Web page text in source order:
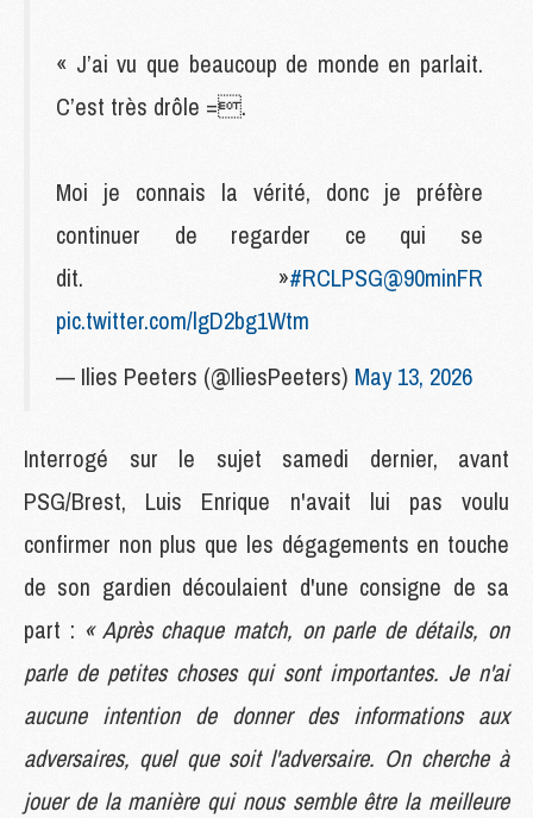
« J’ai vu que beaucoup de monde en parlait.
C’est très drôle =.
Moi je connais la vérité, donc je préfère
continuer de regarder ce qui se
dit. »#RCLPSG@90minFR
pic.twitter.com/lgD2bg1Wtm
— Ilies Peeters (@IliesPeeters) May 13, 2026
Interrogé sur le sujet samedi dernier, avant
PSG/Brest, Luis Enrique n'avait lui pas voulu
confirmer non plus que les dégagements en touche
de son gardien découlaient d'une consigne de sa
part : « Après chaque match, on parle de détails, on
parle de petites choses qui sont importantes. Je n'ai
aucune intention de donner des informations aux
adversaires, quel que soit l'adversaire. On cherche à
jouer de la manière qui nous semble être la meilleure